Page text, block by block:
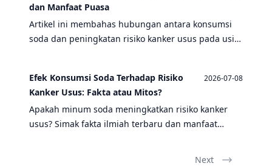
dan Manfaat Puasa
Artikel ini membahas hubungan antara konsumsi
soda dan peningkatan risiko kanker usus pada usia
Efek Konsumsi Soda Terhadap Risiko
Kanker Usus: Fakta atau Mitos?
2026-07-08
Apakah minum soda meningkatkan risiko kanker
usus? Simak fakta ilmiah terbaru dan manfaat
Next